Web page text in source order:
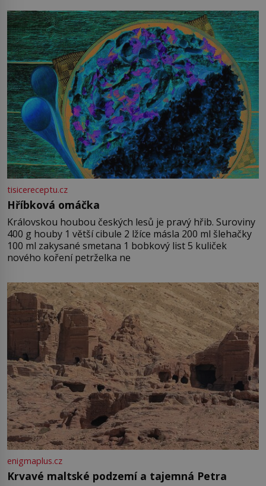
tisicereceptu.cz
Hříbková omáčka
Královskou houbou českých lesů je pravý hřib. Suroviny
400 g houby 1 větší cibule 2 lžíce másla 200 ml šlehačky
100 ml zakysané smetana 1 bobkový list 5 kuliček
nového koření petrželka ne
enigmaplus.cz
Krvavé maltské podzemí a tajemná Petra